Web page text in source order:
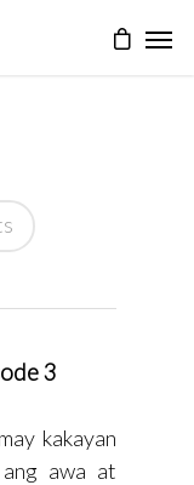
3
kakayan
awa at